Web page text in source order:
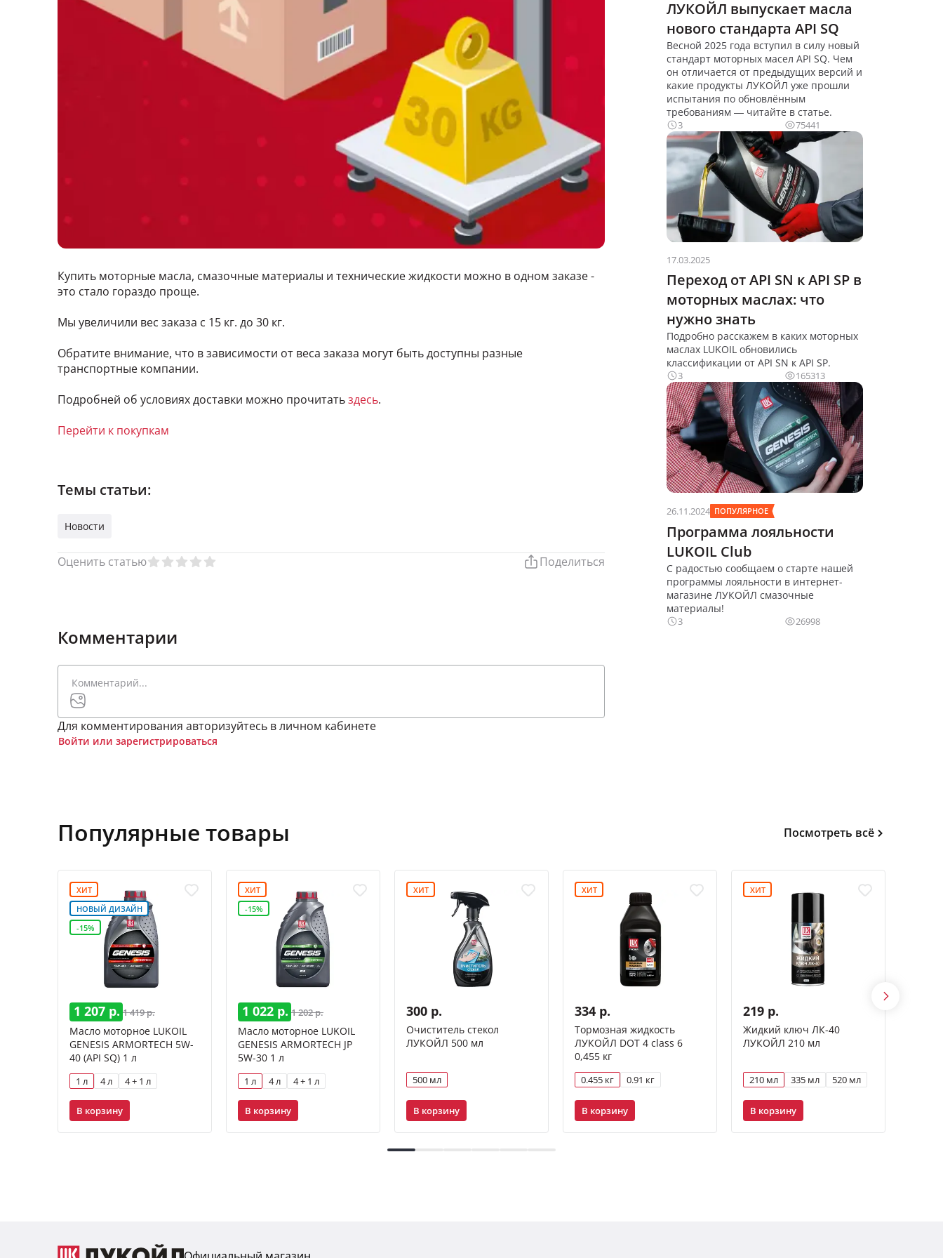
Купить моторные масла, смазочные материалы и технические жидкости можно в одном заказе -
это стало гораздо проще.
Мы увеличили вес заказа с 15 кг. до 30 кг.
Обратите внимание, что в зависимости от веса заказа могут быть доступны разные
транспортные компании.
Подробней об условиях доставки можно прочитатьздесь.
Перейти к покупкам
Темы статьи:
Новости
Оценить статью Поделиться
Комментарии
Для комментирования авторизуйтесь в личном кабинете
Войти или зарегистрироваться
ЛУКОЙЛ выпускает масла
нового стандарта API SQ
Весной 2025 года вступил в силу новый
стандарт моторных масел API SQ. Чем
он отличается от предыдущих версий и
какие продукты ЛУКОЙЛ уже прошли
испытания по обновлённым
требованиям — читайте в статье.
3 75441
17.03.2025
Переход от API SN к API SP в
моторных маслах: что
нужно знать
Подробно расскажем в каких моторных
маслах LUKOIL обновились
классификации от API SN к API SP.
3 165313
26.11.2024 ПОПУЛЯРНОЕ
Программа лояльности
LUKOIL Club
С радостью сообщаем о старте нашей
программы лояльности в интернет-
магазине ЛУКОЙЛ смазочные
материалы!
3 26998
Популярные товары Посмотреть всё
ХИТ
НОВЫЙ ДИЗАЙН
-15%
1 207 р. 1 419 р.
Масло моторное LUKOIL
GENESIS ARMORTECH 5W-
40 (API SQ) 1 л
1 л 4 л 4 + 1 л
В корзину
ХИТ
-15%
1 022 р. 1 202 р.
Масло моторное LUKOIL
GENESIS ARMORTECH JP
5W-30 1 л
1 л 4 л 4 + 1 л
В корзину
ХИТ
300 р.
Очиститель стекол
ЛУКОЙЛ 500 мл
500 мл
В корзину
ХИТ
334 р.
Тормозная жидкость
ЛУКОЙЛ DOT 4 class 6
0,455 кг
0.455 кг 0.91 кг
В корзину
ХИТ
219 р.
Жидкий ключ ЛК-40
ЛУКОЙЛ 210 мл
210 мл 335 мл 520 мл
В корзину